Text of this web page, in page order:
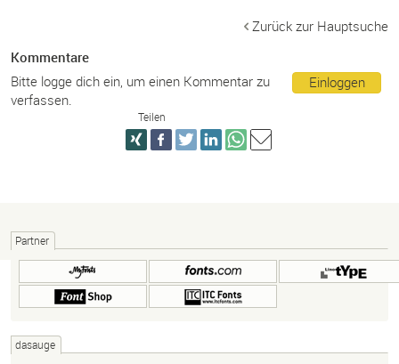
Zurück zur Hauptsuche
Kommentare
Einloggen
Bitte logge dich ein, um einen Kommentar zu
verfassen.
Teilen
Partner
dasauge